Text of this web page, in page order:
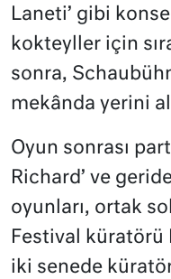
Laneti’ gibi
kokteyller için
sonra,
mekânda yerini
Oyun sonrası
Richard’ ve
oyunları, ortak
Festival
iki senede